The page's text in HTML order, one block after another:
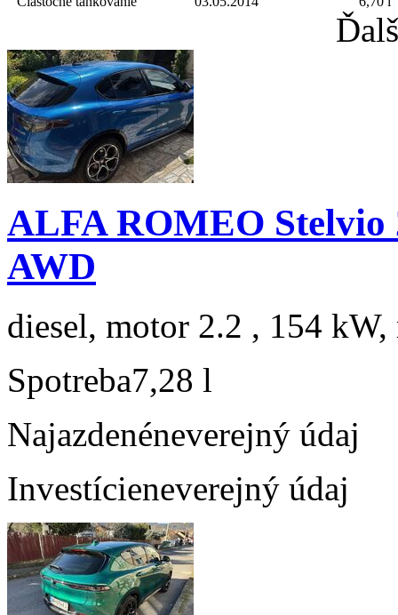
ALFA ROMEO Stelvio
AWD
diesel, motor 2.2 , 154 kW,
Spotreba7,28 l
Najazdenéneverejný údaj
Investícieneverejný údaj